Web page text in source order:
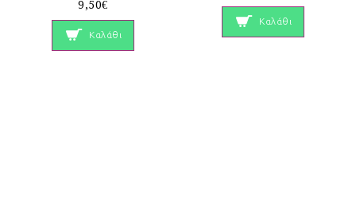
9,50€
Καλάθι
Καλάθι